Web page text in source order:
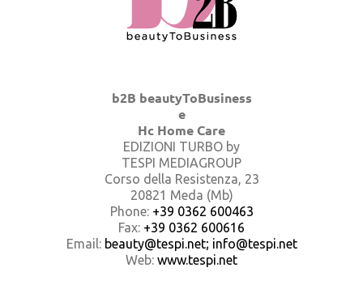
b2B beautyToBusiness
e
Hc Home Care
EDIZIONI TURBO by
TESPI MEDIAGROUP
Corso della Resistenza, 23
20821 Meda (Mb)
Phone: +39 0362 600463
Fax: +39 0362 600616
Email: beauty@tespi.net; info@tespi.net
Web: www.tespi.net